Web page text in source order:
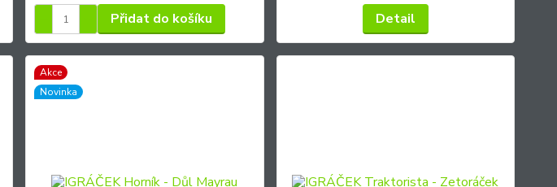
Přidat do košíku Detail
Akce
Novinka